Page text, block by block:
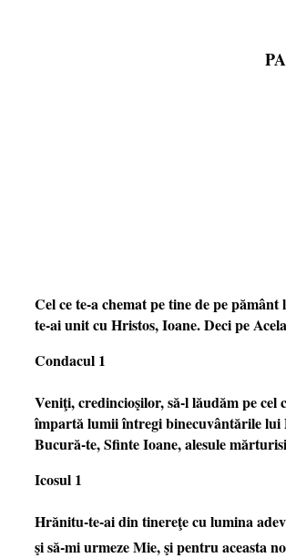
Cel ce te-a chemat pe tine de pe
te-ai unit cu Hristos, Ioane. Deci pe
Condacul 1
Veniţi, credincioşilor, să-l lăudăm pe
împartă lumii întregi binecuvântările lui
Bucură-te, Sfinte Ioane, alesule
Icosul 1
Hrănitu-te-ai din tinereţe cu lumina
şi să-mi urmeze Mie, şi pentru aceasta